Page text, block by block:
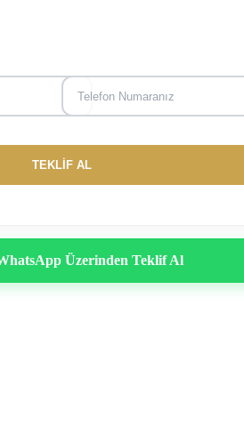
Üzerinden Teklif Al